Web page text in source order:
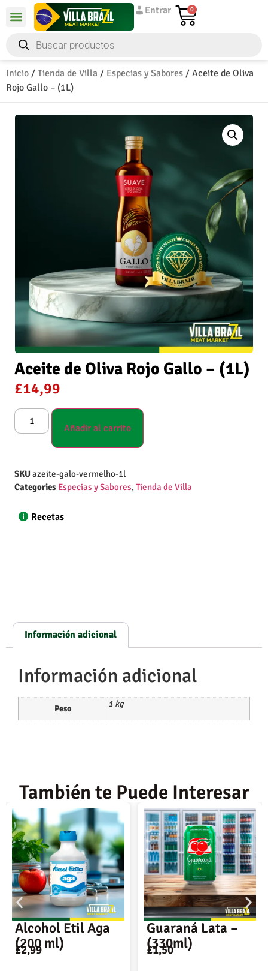
Entrar 0
Inicio / Tienda de Villa / Especias y Sabores / Aceite de Oliva
Rojo Gallo – (1L)
Aceite de Oliva Rojo Gallo – (1L)
£14,99
Añadir al carrito
SKU azeite-galo-vermelho-1l
Categories Especias y Sabores, Tienda de Villa
Recetas
Información adicional
Información adicional
Peso 1 kg
También te Puede Interesar
Alcohol Etil Aga
(200 ml)
£2,99
Guaraná Lata –
(330ml)
£1,50